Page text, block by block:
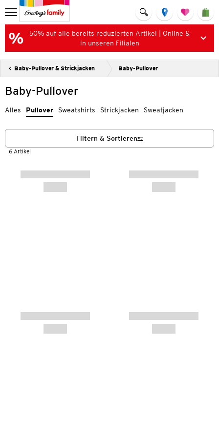
50% auf alle bereits reduzierten Artikel | Online &
in unseren Filialen
Baby-Pullover & Strickjacken Baby-Pullover
Baby-Pullover
Alles Pullover Sweatshirts Strickjacken Sweatjacken
6 Artikel
Filtern & Sortieren